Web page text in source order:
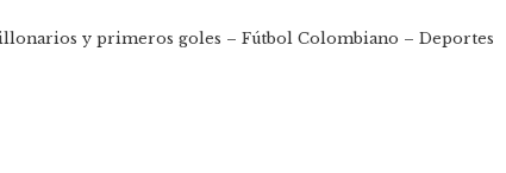
y primeros goles – Fútbol Colombiano – Deportes